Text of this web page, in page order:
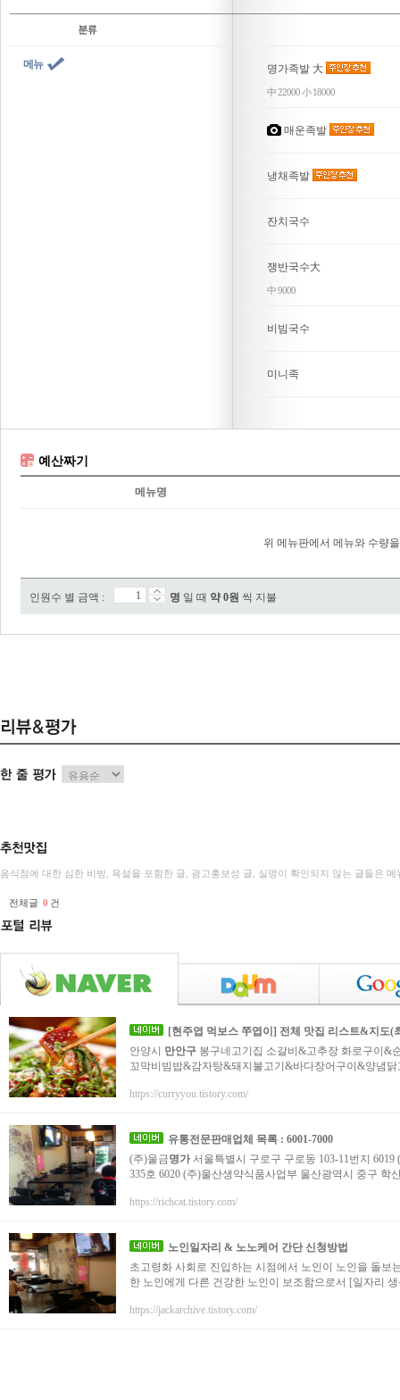
메뉴 명가족발 大
中 22000 小 18000
매운족발
냉채족발
잔치국수
쟁반국수大
中 9000
비빔국수
미니족
예산짜기
메뉴명
위 메뉴판에서 메뉴와 수량
인원수 별 금액 : 명 일 때 약0원 씩 지불
음식점에 대한 심한 비방, 욕설을 포함한 글, 광고홍보성 글, 실명이 확인되지 않는 글들은
전체글 0 건
[현주엽 먹보스 쭈엽이] 전체 맛집 리스트&지도(
안양시 만안구 봉구네고기집 소갈비&고추장 화로구이&
꼬막비빔밥&감자탕&돼지불고기&바다장어구이&양념
https://curryyou.tistory.com/
유통전문판매업체 목록 : 6001-7000
(주)울금명가서울특별시 구로구 구로동 103-11번지 6019
335호 6020 (주)울산생약식품사업부 울산광역시 중구 학
https://richcat.tistory.com/
노인일자리 & 노노케어 간단 신청방법
초고령화 사회로 진입하는 시점에서 노인이 노인을 돌
한 노인에게 다른 건강한 노인이 보조함으로서 [일자리
https://jackarchive.tistory.com/